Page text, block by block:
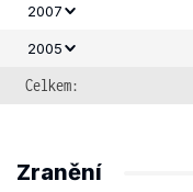
2007
2005
Celkem:
Zranění